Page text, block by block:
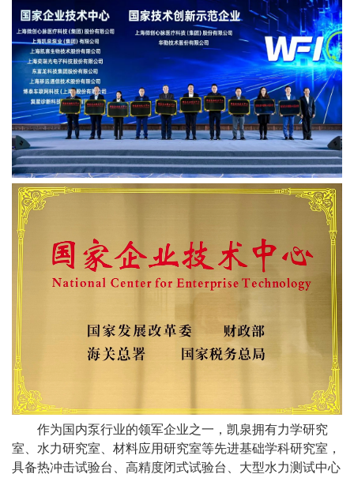
作为国内泵行业的领军企业之一， 凯泉拥有力学研究
室、水力研究室、材料应用研究室等先进基础学科研究室，
具备热冲击试验台、高精度闭式试验台、大型水力测试中心